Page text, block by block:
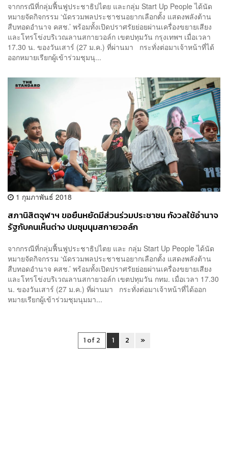
จากกรณีที่กลุ่มฟื้นฟูประชาธิปไตย และกลุ่ม Start Up People ได้นัด
หมายจัดกิจกรรม ‘นัดรวมพลประชาชนอยากเลือกตั้ง แสดงพลังต้าน
สืบทอดอำนาจ คสช.’ พร้อมทั้งเปิดปราศรัยย่อยผ่านเครื่องขยายเสียง
และโทรโข่งบริเวณลานสกายวอล์ก เขตปทุมวัน กรุงเทพฯ เมื่อเวลา
17.30 น. ของวันเสาร์ (27 ม.ค.) ที่ผ่านมา กระทั่งต่อมาเจ้าหน้าที่ได้
ออกหมายเรียกผู้เข้าร่วมชุมนุ...
1 กุมภาพันธ์ 2018
สภานิสิตจุฬาฯ ขอยืนหยัดมีส่วนร่วมประชาชน กังวลใช้อำนาจ
รัฐกับคนเห็นต่าง ปมชุมนุมสกายวอล์ก
จากกรณีที่กลุ่มฟื้นฟูประชาธิปไตย และ กลุ่ม Start Up People ได้นัด
หมายจัดกิจกรรม ‘นัดรวมพลประชาชนอยากเลือกตั้ง แสดงพลังต้าน
สืบทอดอำนาจ คสช.’ พร้อมทั้งเปิดปราศรัยย่อยผ่านเครื่องขยายเสียง
และโทรโข่งบริเวณลานสกายวอล์ก เขตปทุมวัน กทม. เมื่อเวลา 17.30
น. ของวันเสาร์ (27 ม.ค.) ที่ผ่านมา กระทั่งต่อมาเจ้าหน้าที่ได้ออก
หมายเรียกผู้เข้าร่วมชุมนุมมา...
1 of 2 1 2 »